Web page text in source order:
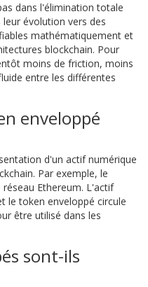
dans l'élimination totale
évolution vers des
mathématiquement et
blockchain. Pour
moins de friction, moins
entre les différentes
enveloppé
d'un actif numérique
Par exemple, le
Ethereum. L'actif
le token enveloppé circule
être utilisé dans les
sont-ils